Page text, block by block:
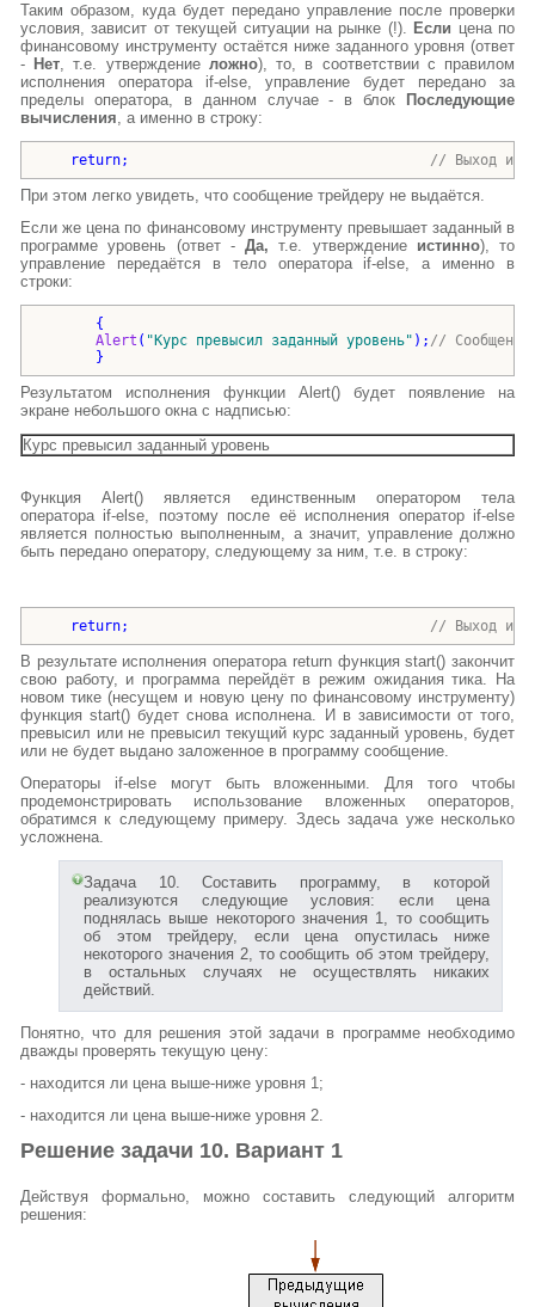
Таким образом, куда будет передано управление после проверки
условия, зависит от текущей ситуации на рынке (!). Если цена по
финансовому инструменту остаётся ниже заданного уровня (ответ
- Нет, т.е. утверждениеложно), то, в соответствии с правилом
исполнения оператора if-else, управление будет передано за
пределы оператора, в данном случае - в блок
Последующие
вычисления, а именно в строку:
return; // Выход из
При этом легко увидеть, что сообщение трейдеру не выдаётся.
Если же цена по финансовому инструменту превышает заданный в
программе уровень (ответ - Да,т.е. утверждениеистинно), то
управление передаётся в тело оператора if-else, а именно в
строки:
{
Alert ( " Курс превысил заданный уровень" ) ; // Сообщение
}
Результатом исполнения функции Alert() будет появление на
экране небольшого окна с надписью:
Курс превысил заданный уровень
Функция Alert() является единственным оператором тела
оператора if-else, поэтому после её исполнения оператор if-else
является полностью выполненным, а значит, управление должно
быть передано оператору, следующему за ним, т.е. в строку:
return; // Выход из
В результате исполнения оператора return функция start() закончит
свою работу, и программа перейдёт в режим ожидания тика. На
новом тике (несущем и новую цену по финансовому инструменту)
функция start() будет снова исполнена. И в зависимости от того,
превысил или не превысил текущий курс заданный уровень, будет
или не будет выдано заложенное в программу сообщение.
Операторы if-else могут быть вложенными. Для того чтобы
продемонстрировать использование вложенных операторов,
обратимся к следующему примеру. Здесь задача уже несколько
усложнена.
Задача 10. Составить программу, в которой
реализуются следующие условия: если цена
поднялась выше некоторого значения 1, то сообщить
об этом трейдеру, если цена опустилась ниже
некоторого значения 2, то сообщить об этом трейдеру,
в остальных случаях не осуществлять никаких
действий.
Понятно, что для решения этой задачи в программе необходимо
дважды проверять текущую цену:
- находится ли цена выше-ниже уровня 1;
- находится ли цена выше-ниже уровня 2.
Решение задачи 10. Вариант 1
Действуя формально, можно составить следующий алгоритм
решения: